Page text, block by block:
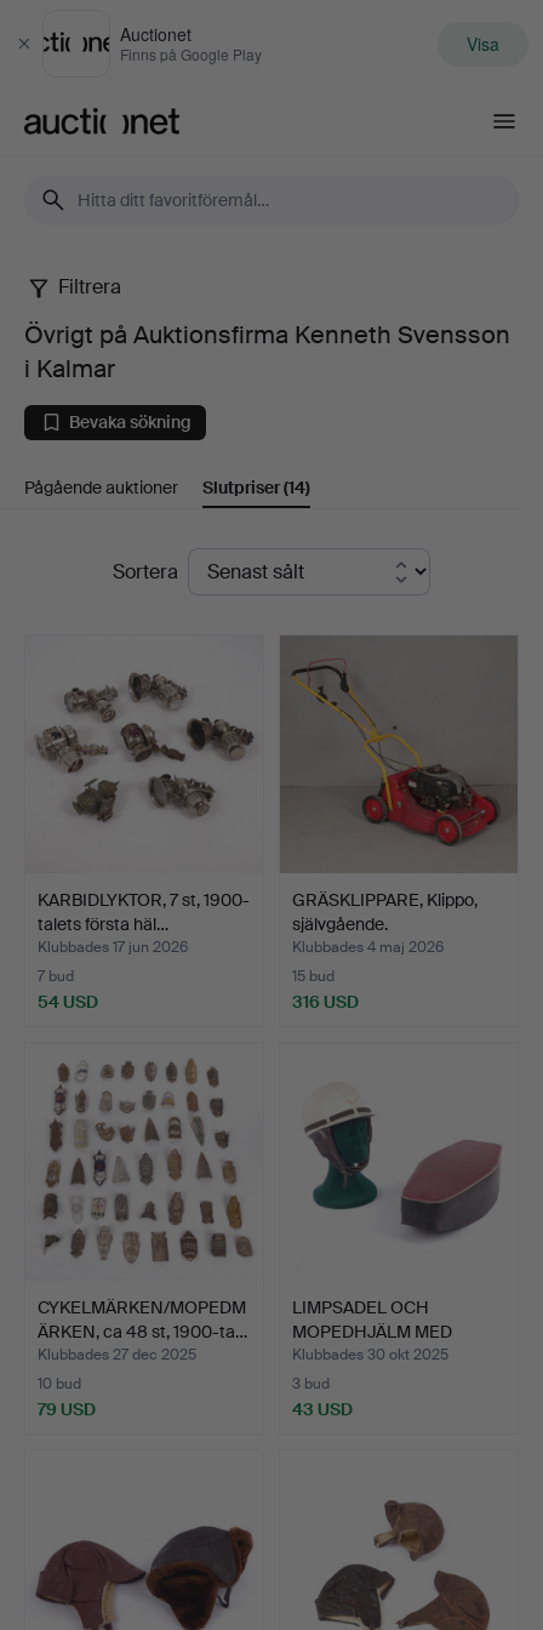
Stäng
Auctionet
Finns på Google Play Visa
Övrigt
på
Auktionsfirma
Kenneth
Filtrera
Övrigt på Auktionsfirma Kenneth Svensson
i Kalmar
Bevaka sökning
Pågående auktioner Slutpriser(14)
SlutpriserSortera
KARBIDLYKTOR, 7 st, 1900-
talets första häl…
Klubbades 17 jun 2026
7 bud
54 USD
GRÄSKLIPPARE, Klippo,
självgående.
Klubbades 4 maj 2026
15 bud
316 USD
CYKELMÄRKEN/MOPEDM
ÄRKEN, ca 48 st, 1900-ta…
Klubbades 27 dec 2025
10 bud
79 USD
LIMPSADEL OCH
MOPEDHJÄLM MED
MODELLHUVUD, …
Klubbades 30 okt 2025
3 bud
43 USD